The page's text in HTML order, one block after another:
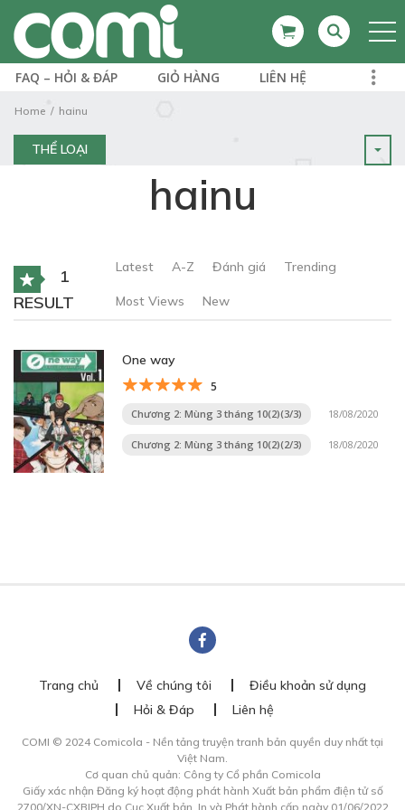
FAQ – HỎI & ĐÁP GIỎ HÀNG LIÊN HỆ
Home hainu
THỂ LOẠI
hainu
1
RESULT
Latest A-Z Đánh giá Trending
Most Views New
One way
5
Chương 2: Mùng 3 tháng 10(2)(3/3) 18/08/2020
Chương 2: Mùng 3 tháng 10(2)(2/3) 18/08/2020
Trang chủ Về chúng tôi
Điều khoản sử dụng
Hỏi & Đáp
Liên hệ
COMI © 2024 Comicola - Nền tảng truyện tranh bản quyền duy nhất tại
Việt Nam.
Cơ quan chủ quản: Công ty Cổ phần Comicola
Giấy xác nhận Đăng ký hoạt động phát hành Xuất bản phẩm điện tử số
2700/XN-CXBIPH do Cục Xuất bản, In và Phát hành cấp ngày 01/06/2022